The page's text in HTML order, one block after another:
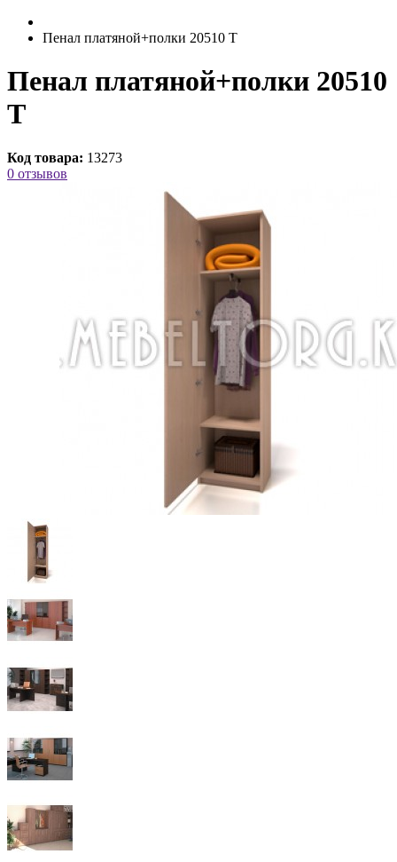
Пенал платяной+полки 20510 Т
Пенал платяной+полки 20510
Т
Код товара: 13273
0 отзывов